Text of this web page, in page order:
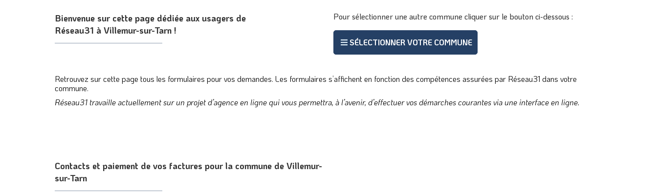
Bienvenue sur cette page dédiée aux usagers de
Réseau31 à Villemur-sur-Tarn !
Pour sélectionner une autre commune cliquer sur le bouton ci-dessous :
SÉLECTIONNER VOTRE COMMUNE
Retrouvez sur cette page tous les formulaires pour vos demandes. Les formulaires s’affichent en fonction des compétences assurées par Réseau31 dans votre
commune.
Réseau31 travaille actuellement sur un projet d’agence en ligne qui vous permettra, à l’avenir, d’effectuer vos démarches courantes via une interface en ligne.
Contacts et paiement de vos factures pour la commune de Villemur-
sur-Tarn